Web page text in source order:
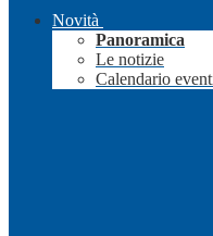
Novità
Panoramica
Le notizie
Calendario